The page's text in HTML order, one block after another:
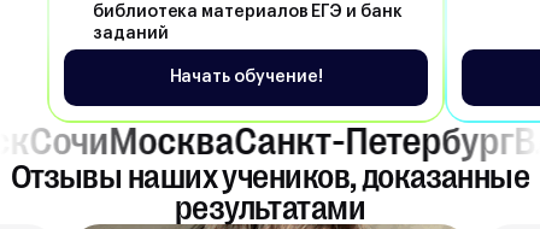
библиотека материалов ЕГЭ и банк
заданий
Начать обучение!
Санкт-ПетербургВладивосток
Отзывы наших учеников, доказанные
результатами